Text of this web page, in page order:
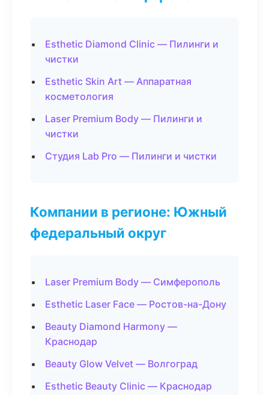
Esthetic Diamond Clinic — Пилинги и
чистки
Esthetic Skin Art — Аппаратная
косметология
Laser Premium Body — Пилинги и
чистки
Студия Lab Pro — Пилинги и чистки
Компании в регионе: Южный
федеральный округ
Laser Premium Body — Симферополь
Esthetic Laser Face — Ростов-на-Дону
Beauty Diamond Harmony —
Краснодар
Beauty Glow Velvet — Волгоград
Esthetic Beauty Clinic — Краснодар